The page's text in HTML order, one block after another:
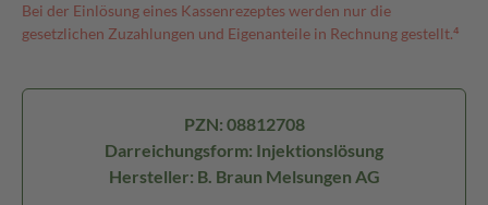
Bei der Einlösung eines Kassenrezeptes werden nur die
gesetzlichen Zuzahlungen und Eigenanteile in Rechnung gestellt.⁴
PZN: 08812708
Darreichungsform: Injektionslösung
Hersteller: B. Braun Melsungen AG